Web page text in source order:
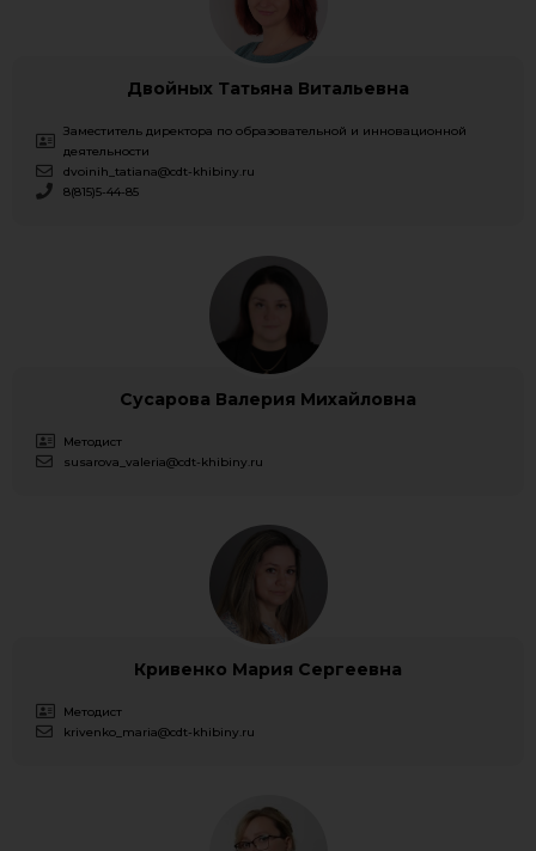
Двойных Татьяна Витальевна
Заместитель директора по образовательной и инновационной
деятельности
dvoinih_tatiana@cdt-khibiny.ru
8(815)5-44-85
Сусарова Валерия Михайловна
Методист
susarova_valeria@cdt-khibiny.ru
Кривенко Мария Сергеевна
Методист
krivenko_maria@cdt-khibiny.ru